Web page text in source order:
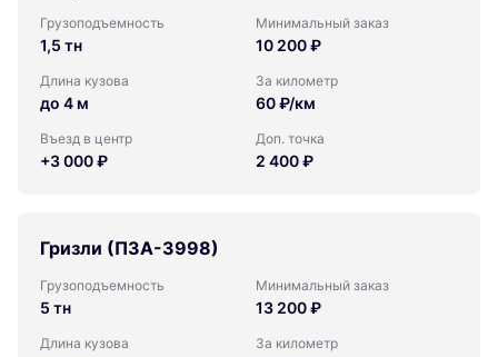
Грузоподъемность
1,5 тн
Минимальный заказ
10 200 ₽
Длина кузова
до 4 м
За километр
60 ₽/км
Въезд в центр
+3 000 ₽
Доп. точка
2 400 ₽
Гризли (ПЗА-3998)
Грузоподъемность
5 тн
Минимальный заказ
13 200 ₽
Длина кузова За километр